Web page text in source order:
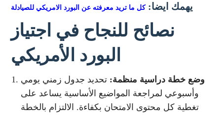
يهمك ايضا:كل ما تريد معرفته عن البورد الامريكي للصيادلة
نصائح للنجاح في اجتياز
البورد الأمريكي
وضع خطة دراسية منظمة: تحديد جدول زمني يومي
وأسبوعي لمراجعة المواضيع الأساسية يساعد على
تغطية كل محتوى الامتحان بكفاءة. الالتزام بالخطة